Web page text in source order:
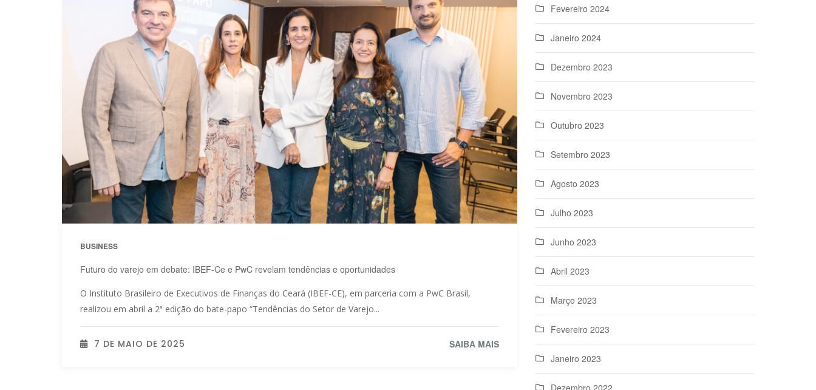
BUSINESS
Futuro do varejo em debate: IBEF-Ce e PwC revelam tendências e oportunidades
O Instituto Brasileiro de Executivos de Finanças do Ceará (IBEF-CE), em parceria com a PwC Brasil,
realizou em abril a 2ª edição do bate-papo “Tendências do Setor de Varejo...
7 DE MAIO DE 2025 SAIBA MAIS
Fevereiro 2024
Janeiro 2024
Dezembro 2023
Novembro 2023
Outubro 2023
Setembro 2023
Agosto 2023
Julho 2023
Junho 2023
Abril 2023
Março 2023
Fevereiro 2023
Janeiro 2023
Dezembro 2022